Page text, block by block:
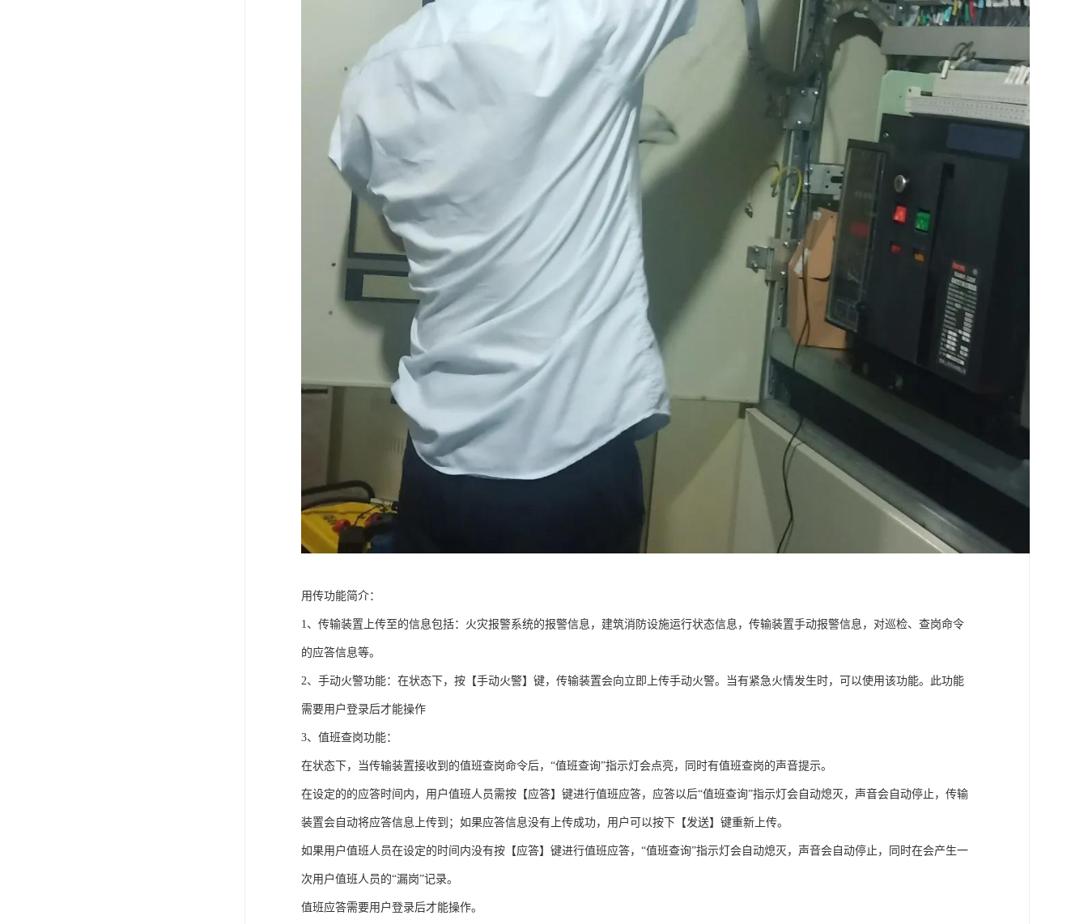
用传功能简介：
1、传输装置上传至的信息包括：火灾报警系统的报警信息，建筑消防设施运行状态信息，传输装置手动报警信息，对巡检、查岗命令
的应答信息等。
2、手动火警功能：在状态下，按【手动火警】键，传输装置会向立即上传手动火警。当有紧急火情发生时，可以使用该功能。此功能
需要用户登录后才能操作
3、值班查岗功能：
在状态下，当传输装置接收到的值班查岗命令后，“值班查询”指示灯会点亮，同时有值班查岗的声音提示。
在设定的的应答时间内，用户值班人员需按【应答】键进行值班应答，应答以后“值班查询”指示灯会自动熄灭，声音会自动停止，传输
装置会自动将应答信息上传到；如果应答信息没有上传成功，用户可以按下【发送】键重新上传。
如果用户值班人员在设定的时间内没有按【应答】键进行值班应答，“值班查询”指示灯会自动熄灭，声音会自动停止，同时在会产生一
次用户值班人员的“漏岗”记录。
值班应答需要用户登录后才能操作。